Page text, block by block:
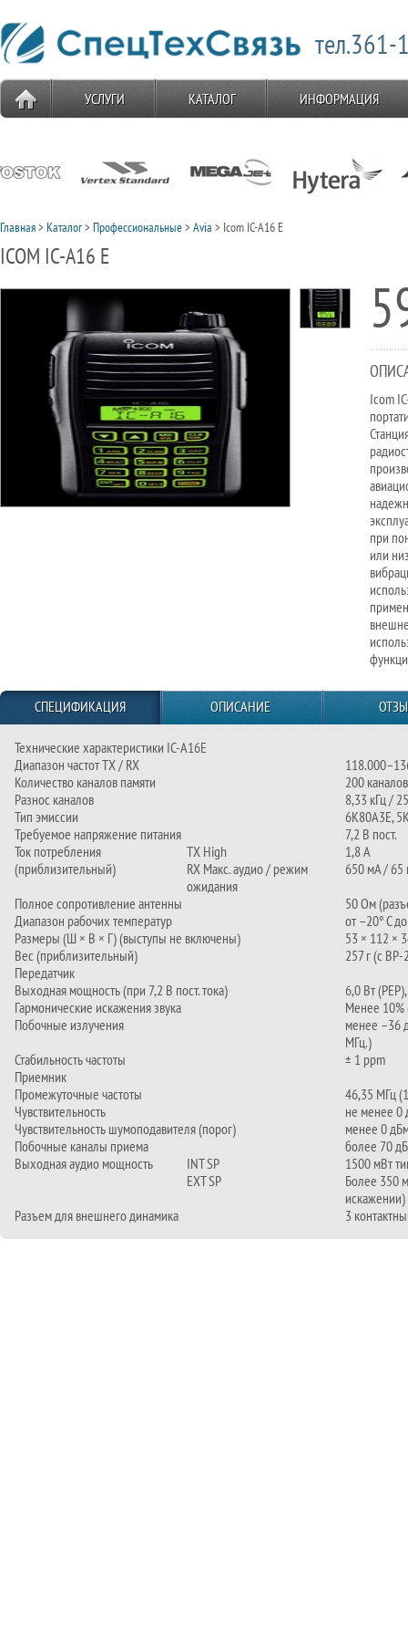
тел.361-
УСЛУГИ КАТАЛОГ ИНФОРМАЦИЯ
Главная>Каталог>Профессиональные>Avia > Icom IC-A16 E
ICOM IC-A16 E
Icom
при
или
СПЕЦИФИКАЦИЯ ОПИСАНИЕ
Технические характеристики IC-A16E
Диапазон частот TX / RX
Количество каналов памяти
200 каналов
Разнос каналов
8,33 кГц /
Тип эмиссии
6К80А3Е,
Требуемое напряжение питания
7,2 В пост.
Ток потребления
(приблизительный)
TX High
1,8 А
RX Макс. аудио / режим
ожидания
650 мА / 65
Полное сопротивление антенны
50 Ом
Диапазон рабочих температур
от –20° C
Размеры (Ш × В × Г) (выступы не включены)
53 × 112 ×
Вес (приблизительный)
257 г (с
Передатчик
Выходная мощность (при 7,2 В пост. тока)
6,0 Вт
Гармонические искажения звука
Менее 10%
Побочные излучения
менее –36
МГц.)
Стабильность частоты
± 1 ppm
Приемник
Промежуточные частоты
46,35 МГц
Чувствительность
не менее 0
Чувствительность шумоподавителя (порог)
менее 0
Побочные каналы приема
более 70 дБ
Выходная аудио мощность
INT SP
1500 мВт
EXT SP
Более 350
искажении)
Разъем для внешнего динамика
3